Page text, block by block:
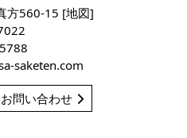
方560-15 [地図]
saketen com
お問い合わせ